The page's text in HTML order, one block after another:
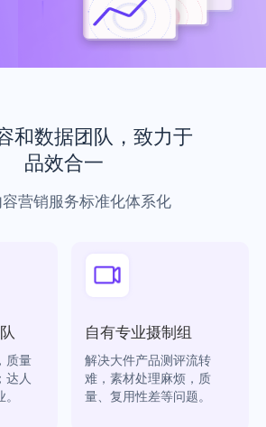
和数据团队，致力于
品效合一
营销服务标准化体系化
质量
达人
自有专业摄制组
解决大件产品测评流转
难，素材处理麻烦，质
量、复用性差等问题。